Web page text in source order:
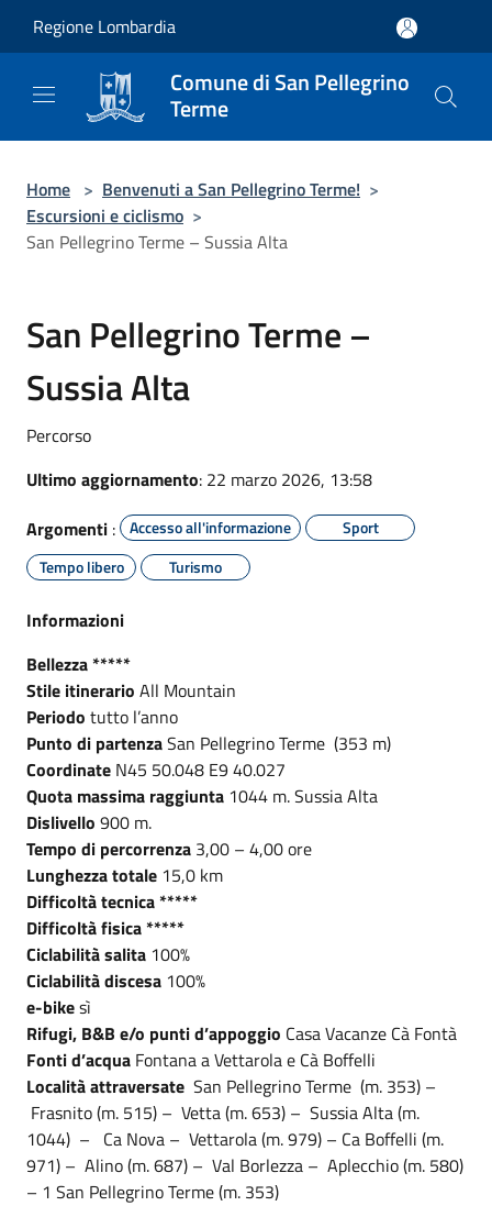
Regione Lombardia
Comune di San Pellegrino
Terme
Home > Benvenuti a San Pellegrino Terme! >
Escursioni e ciclismo >
San Pellegrino Terme – Sussia Alta
San Pellegrino Terme –
Sussia Alta
Percorso
Ultimo aggiornamento: 22 marzo 2026, 13:58
Argomenti : Accesso all'informazione
Sport
Tempo libero
Turismo
Informazioni
Bellezza *****
Stile itinerario All Mountain
Periodo tutto l’anno
Punto di partenzaSan Pellegrino Terme (353 m)
Coordinate N45 50.048 E9 40.027
Quota massima raggiunta 1044 m. Sussia Alta
Dislivello 900 m.
Tempo di percorrenza 3,00 – 4,00 ore
Lunghezza totale 15,0 km
Difficoltà tecnica *****
Difficoltà fisica *****
Ciclabilità salita 100%
Ciclabilità discesa 100%
e-bikesì
Rifugi, B&B e/o punti d’appoggio Casa Vacanze Cà Fontà
Fonti d’acqua Fontana a Vettarola e Cà Boffelli
Località attraversate San Pellegrino Terme (m. 353) –
Frasnito (m. 515) – Vetta (m. 653) – Sussia Alta (m.
1044) – Ca Nova – Vettarola (m. 979) – Ca Boffelli (m.
971) – Alino (m. 687) – Val Borlezza – Aplecchio (m. 580)
– 1 San Pellegrino Terme (m. 353)